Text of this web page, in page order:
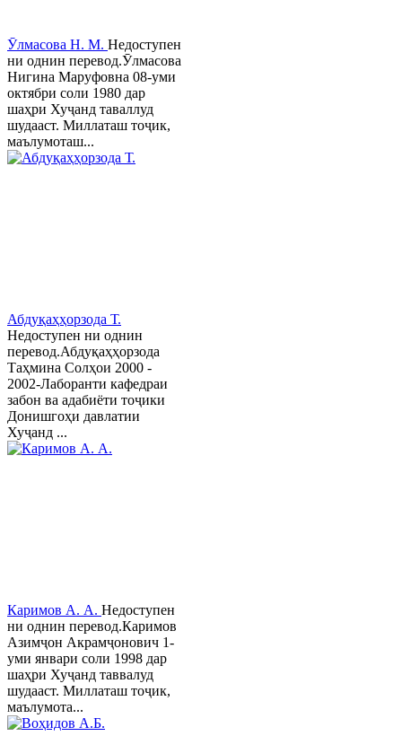
Ӯлмасова Н. М. Недоступен
ни однин перевод.Ӯлмасова
Нигина Маруфовна 08-уми
октябри соли 1980 дар
шаҳри Хуҷанд таваллуд
шудааст. Миллаташ тоҷик,
маълумоташ...
Абдуқаҳҳорзода Т.
Недоступен ни однин
перевод.Абдуқаҳҳорзода
Таҳмина Солҳои 2000 -
2002-Лаборанти кафедраи
забон ва адабиёти тоҷики
Донишгоҳи давлатии
Хуҷанд ...
Каримов А. А. Недоступен
ни однин перевод.Каримов
Азимҷон Акрамҷонович 1-
уми январи соли 1998 дар
шаҳри Хуҷанд таввалуд
шудааст. Миллаташ тоҷик,
маълумота...